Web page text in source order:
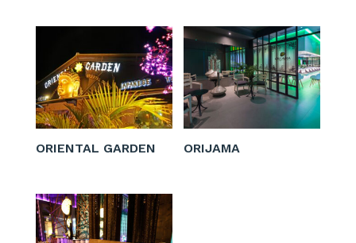
ORIENTAL GARDEN ORIJAMA